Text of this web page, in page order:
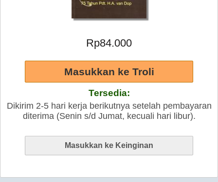
Rp84.000
Tersedia:
Dikirim 2-5 hari kerja berikutnya setelah pembayaran
diterima (Senin s/d Jumat, kecuali hari libur).